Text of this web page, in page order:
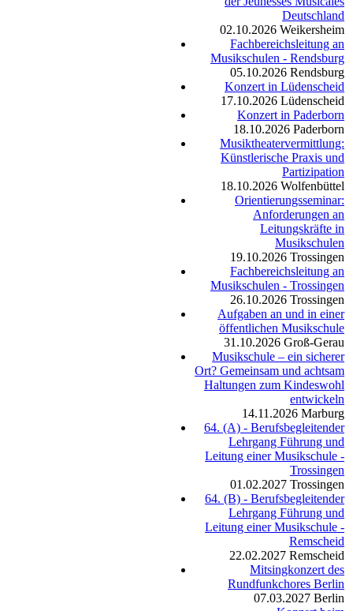
Deutschland
02.10.2026 Weikersheim
Fachbereichsleitung an
Musikschulen - Rendsburg
05.10.2026 Rendsburg
Konzert in Lüdenscheid
17.10.2026 Lüdenscheid
Konzert in Paderborn
18.10.2026 Paderborn
Musiktheatervermittlung:
Künstlerische Praxis und
Partizipation
18.10.2026 Wolfenbüttel
Orientierungsseminar:
Anforderungen an
Leitungskräfte in
Musikschulen
19.10.2026 Trossingen
Fachbereichsleitung an
Musikschulen - Trossingen
26.10.2026 Trossingen
Aufgaben an und in einer
öffentlichen Musikschule
31.10.2026 Groß-Gerau
Musikschule – ein sicherer
Ort? Gemeinsam und achtsam
Haltungen zum Kindeswohl
entwickeln
14.11.2026 Marburg
64. (A) - Berufsbegleitender
Lehrgang Führung und
Leitung einer Musikschule -
Trossingen
01.02.2027 Trossingen
64. (B) - Berufsbegleitender
Lehrgang Führung und
Leitung einer Musikschule -
Remscheid
22.02.2027 Remscheid
Mitsingkonzert des
Rundfunkchores Berlin
07.03.2027 Berlin